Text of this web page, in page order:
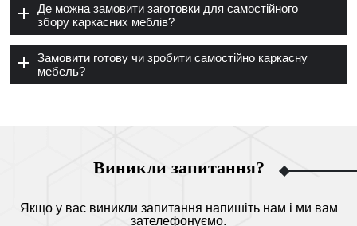
Де можна замовити заготовки для самостійного
збору каркасних меблів?
Замовити готову чи зробити самостійно каркасну
мебель?
Виникли запитання?
Якщо у вас виникли запитання напишіть нам і ми вам
зателефонуємо.